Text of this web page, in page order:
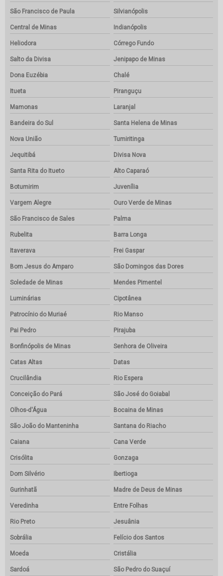
São Francisco de Paula Silvianópolis
Central de Minas Indianópolis
Heliodora Córrego Fundo
Salto da Divisa Jenipapo de Minas
Dona Euzébia Chalé
Itueta Piranguçu
Mamonas Laranjal
Bandeira do Sul Santa Helena de Minas
Nova União Tumiritinga
Jequitibá Divisa Nova
Santa Rita do Itueto Alto Caparaó
Botumirim Juvenília
Vargem Alegre Ouro Verde de Minas
São Francisco de Sales Palma
Rubelita Barra Longa
Itaverava Frei Gaspar
Bom Jesus do Amparo São Domingos das Dores
Soledade de Minas Mendes Pimentel
Luminárias Cipotânea
Patrocínio do Muriaé Rio Manso
Pai Pedro Pirajuba
Bonfinópolis de Minas Senhora de Oliveira
Catas Altas Datas
Crucilândia Rio Espera
Conceição do Pará São José do Goiabal
Olhos-d'Água Bocaina de Minas
São João do Manteninha Santana do Riacho
Caiana Cana Verde
Crisólita Gonzaga
Dom Silvério Ibertioga
Gurinhatã Madre de Deus de Minas
Veredinha Entre Folhas
Rio Preto Jesuânia
Sobrália Felício dos Santos
Moeda Cristália
Sardoá São Pedro do Suaçuí